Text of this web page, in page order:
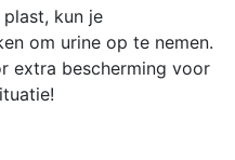
kun je
om urine op te nemen.
extra bescherming voor